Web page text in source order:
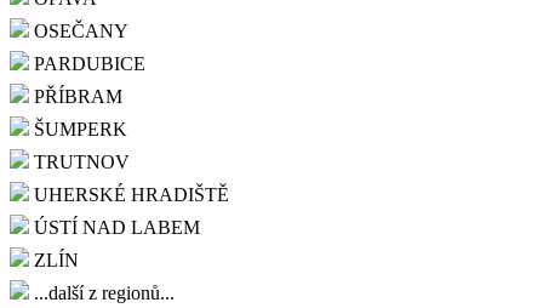
OSEČANY
PARDUBICE
PŘÍBRAM
ŠUMPERK
TRUTNOV
UHERSKÉ HRADIŠTĚ
ÚSTÍ NAD LABEM
ZLÍN
...další z regionů...